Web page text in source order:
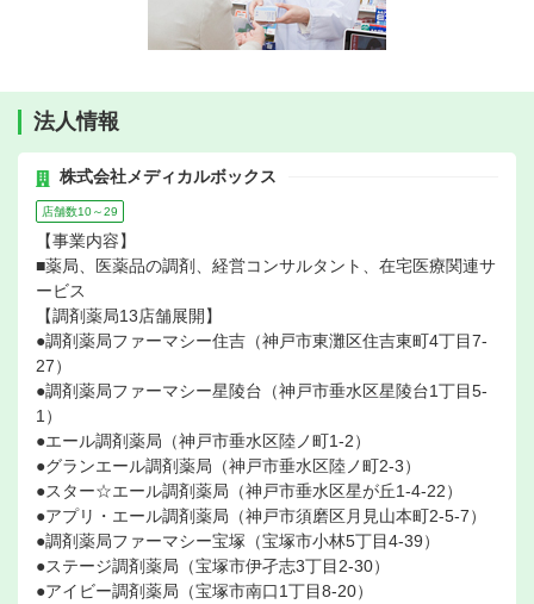
法人情報
株式会社メディカルボックス
店舗数10～29
【事業内容】
■薬局、医薬品の調剤、経営コンサルタント、在宅医療関連サ
ービス
【調剤薬局13店舗展開】
●調剤薬局ファーマシー住吉（神戸市東灘区住吉東町4丁目7-
27）
●調剤薬局ファーマシー星陵台（神戸市垂水区星陵台1丁目5-
1）
●エール調剤薬局（神戸市垂水区陸ノ町1-2）
●グランエール調剤薬局（神戸市垂水区陸ノ町2-3）
●スター☆エール調剤薬局（神戸市垂水区星が丘1-4-22）
●アプリ・エール調剤薬局（神戸市須磨区月見山本町2-5-7）
●調剤薬局ファーマシー宝塚（宝塚市小林5丁目4-39）
●ステージ調剤薬局（宝塚市伊孑志3丁目2-30）
●アイビー調剤薬局（宝塚市南口1丁目8-20）